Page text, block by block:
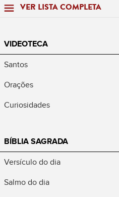
VER LISTA COMPLETA
VIDEOTECA
Santos
Orações
Curiosidades
BÍBLIA SAGRADA
Versículo do dia
Salmo do dia